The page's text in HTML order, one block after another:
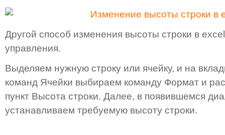
Другой способ изменения высоты строки в
управления.
Выделяем нужную строку или ячейку, и на
команд Ячейки выбираем команду Формат и
пункт Высота строки. Далее, в появившемся
устанавливаем требуемую высоту строки.